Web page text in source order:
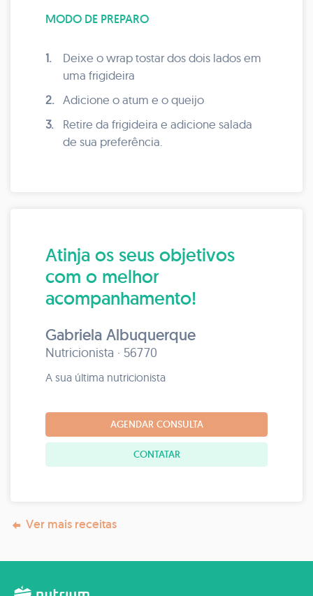
MODO DE PREPARO
1.
Deixe o wrap tostar dos dois lados em
uma frigideira
2.
Adicione o atum e o queijo
3.
Retire da frigideira e adicione salada
de sua preferência.
Atinja os seus objetivos
com o melhor
acompanhamento!
Gabriela Albuquerque
Nutricionista · 56770
A sua última nutricionista
AGENDAR CONSULTA
CONTATAR
Ver mais receitas